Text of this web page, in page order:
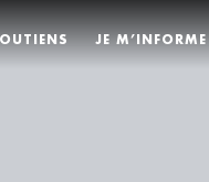
JE M’INFORME